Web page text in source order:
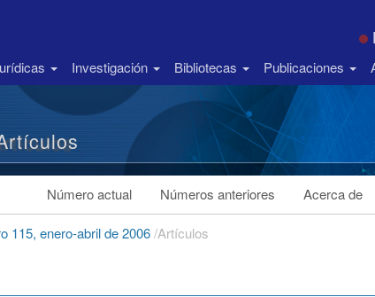
Investigación Bibliotecas Publicaciones
Número actual Números anteriores Acerca de
115, enero-abril de 2006/Artículos